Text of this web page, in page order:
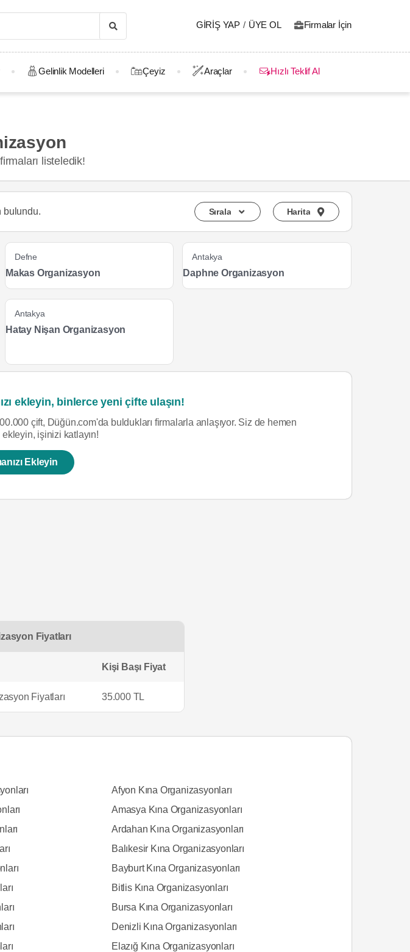
GIRIŞ YAP / ÜYE OL Firmalar İçin
Gelinlik Modelleri Çeyiz Araçlar Hızlı Teklif Al
listeledik!
bulundu. Sırala Harita
Defne
Makas Organizasyon
Antakya
Daphne Organizasyon
Antakya
Hatay Nişan Organizasyon
ekleyin, binlerce yeni çifte ulaşın!
çift, Düğün.com'da buldukları firmalarla anlaşıyor. Siz de hemen
ekleyin, işinizi katlayın!
Ekleyin
Fiyatları
Kişi Başı Fiyat
Fiyatları 35.000 TL
Afyon Kına Organizasyonları
Amasya Kına Organizasyonları
Ardahan Kına Organizasyonları
Balıkesir Kına Organizasyonları
Bayburt Kına Organizasyonları
Bitlis Kına Organizasyonları
Bursa Kına Organizasyonları
Denizli Kına Organizasyonları
Elazığ Kına Organizasyonları